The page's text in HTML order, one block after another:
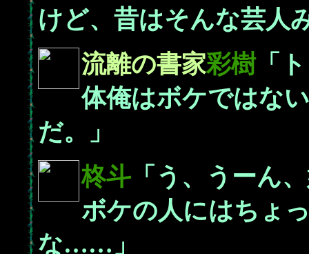
けど、昔はそんな芸
流離の書家彩樹「
体俺はボケではな
だ。」
柊斗「う、うーん
ボケの人にはちょ
な……」